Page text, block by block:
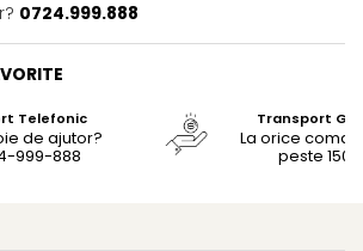
0724.999.888
Telefonic
de ajutor?
999-888
Transport
La orice
peste